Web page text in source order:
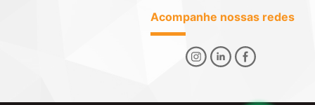
Acompanhe nossas redes